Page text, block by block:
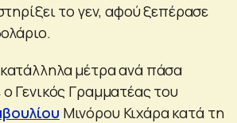
το γεν, αφού ξεπέρασε
μέτρα ανά πάσα
Γενικός Γραμματέας του
Μινόρου Κιχάρα κατά τη